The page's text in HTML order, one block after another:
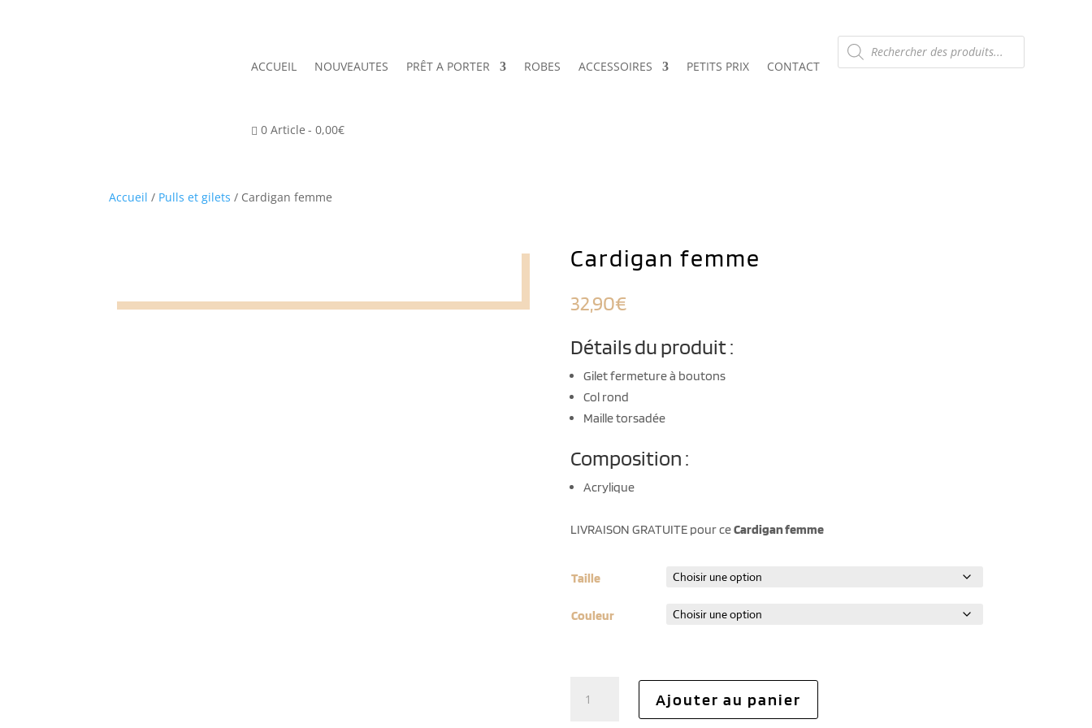
ACCUEIL NOUVEAUTES PRÊT A PORTER ROBES ACCESSOIRES PETITS PRIX CONTACT
Recherche
de
produits
0 Article 0,00€
Accueil / Pulls et gilets / Cardigan femme
Cardigan femme
32,90€
Détails du produit :
Gilet fermeture à boutons
Col rond
Maille torsadée
Composition :
Acrylique
LIVRAISON GRATUITE pour ceCardigan femme
Taille
Couleur
Ajouter au panier